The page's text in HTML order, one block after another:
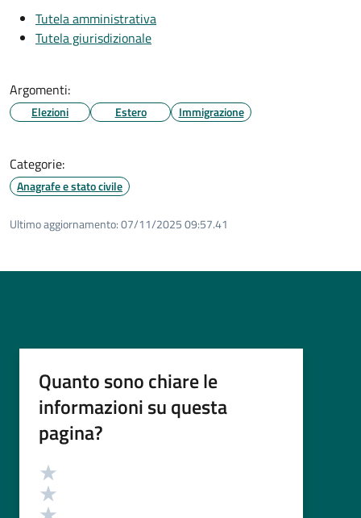
Tutela amministrativa
Tutela giurisdizionale
Argomenti:
Elezioni Estero Immigrazione
Categorie:
Anagrafe e stato civile
Ultimo aggiornamento:07/11/2025 09:57.41
Quanto sono chiare le
informazioni su questa
pagina?
Valutazione